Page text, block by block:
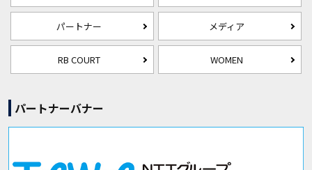
パートナー メディア
RB COURT WOMEN
パートナーバナー